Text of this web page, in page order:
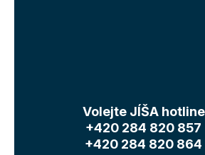
Volejte JÍŠA hotline
+420 284 820 857
+420 284 820 864